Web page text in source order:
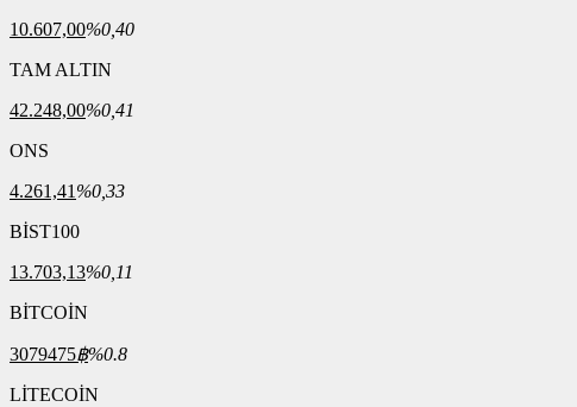
10.607,00%0,40
TAM ALTIN
42.248,00%0,41
ONS
4.261,41 %0,33
BİST100
13.703,13%0,11
BİTCOİN
3079475฿%0.8
LİTECOİN